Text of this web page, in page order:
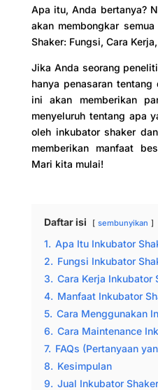
Apa itu, Anda bertanya?
akan membongkar
Shaker: Fungsi, Cara
Jika Anda seorang
hanya penasaran
ini akan memberikan
menyeluruh tentang apa
oleh inkubator shaker
memberikan manfaat
Mari kita mulai!
Daftar isi sembunyikan
1. Apa Itu Inkubator
2. Fungsi Inkubator
3. Cara Kerja Inkubator
4. Manfaat Inkubator
5. Cara Menggunakan
6. Cara Maintenance
7. FAQs (Pertanyaan
8. Kesimpulan
9. Jual Inkubator